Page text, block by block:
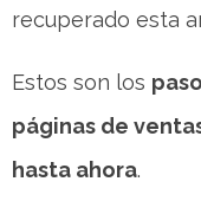
recuperado esta
Estos son los
páginas de
hasta ahora.